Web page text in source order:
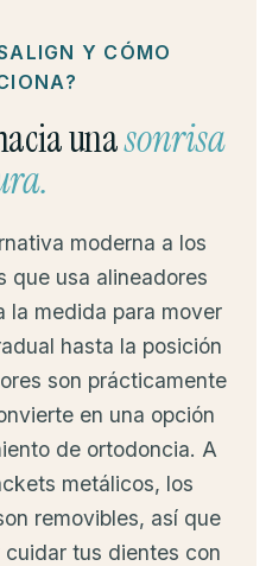
Y CÓMO
unasonrisa
moderna a los
que usa alineadores
la medida para mover
hasta la posición
son prácticamente
en una opción
de ortodoncia. A
metálicos, los
removibles, así que
tus dientes con